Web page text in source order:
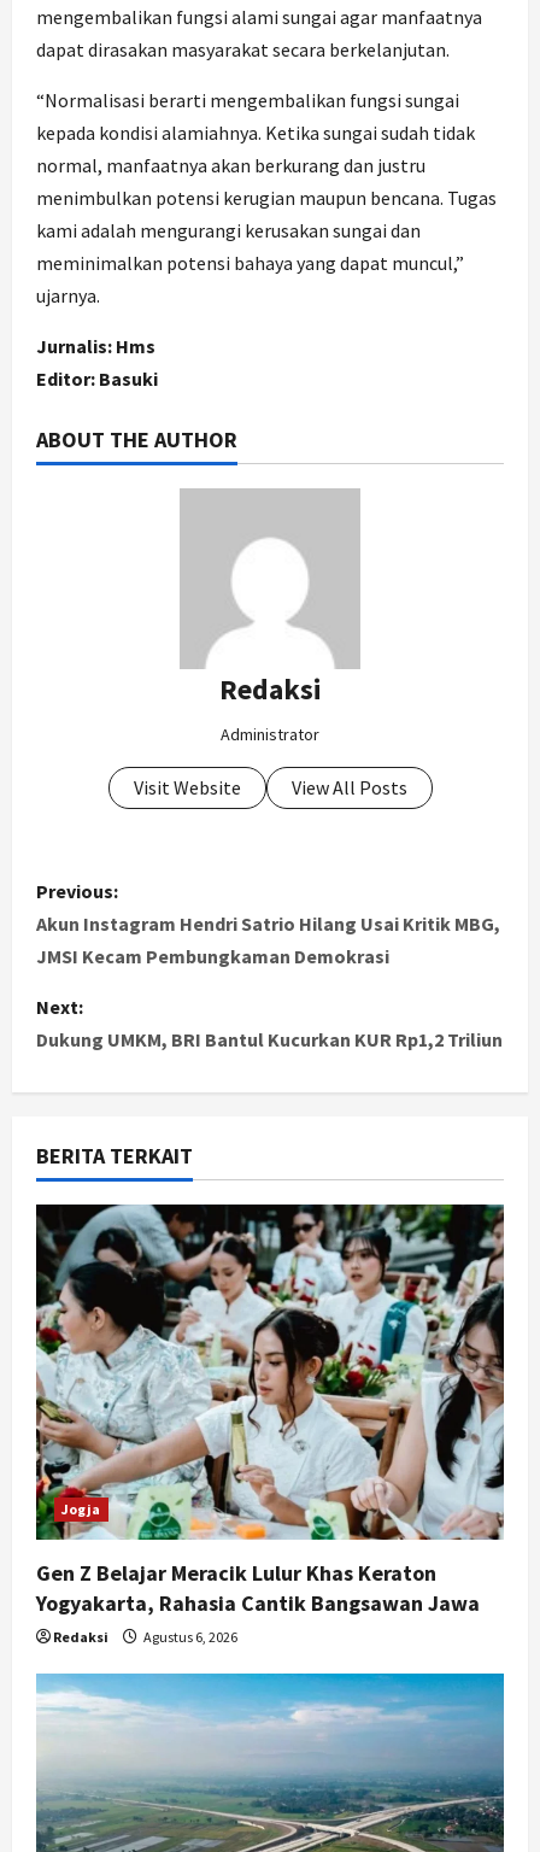
mengembalikan fungsi alami sungai agar manfaatnya
dapat dirasakan masyarakat secara berkelanjutan.
“Normalisasi berarti mengembalikan fungsi sungai
kepada kondisi alamiahnya. Ketika sungai sudah tidak
normal, manfaatnya akan berkurang dan justru
menimbulkan potensi kerugian maupun bencana. Tugas
kami adalah mengurangi kerusakan sungai dan
meminimalkan potensi bahaya yang dapat muncul,”
ujarnya.
Jurnalis: Hms
Editor: Basuki
ABOUT THE AUTHOR
Redaksi
Administrator
Visit Website View All Posts
P
o
t
n
v
i
g
a
t
i
o
n
Previous:
Akun Instagram Hendri Satrio Hilang Usai Kritik MBG,
JMSI Kecam Pembungkaman Demokrasi
Next:
Dukung UMKM, BRI Bantul Kucurkan KUR Rp1,2 Triliun
BERITA TERKAIT
Jogja
Gen Z Belajar Meracik Lulur Khas Keraton
Yogyakarta, Rahasia Cantik Bangsawan Jawa
Redaksi Agustus 6, 2026